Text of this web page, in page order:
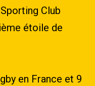
Club
étoile de
en France et 9